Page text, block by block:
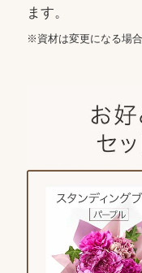
ます。
※資材は変更になる場合